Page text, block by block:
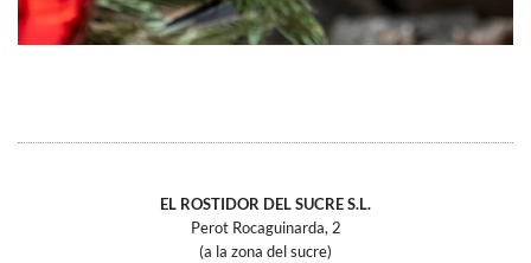
EL ROSTIDOR DEL SUCRE S.L.
Perot Rocaguinarda, 2
(a la zona del sucre)